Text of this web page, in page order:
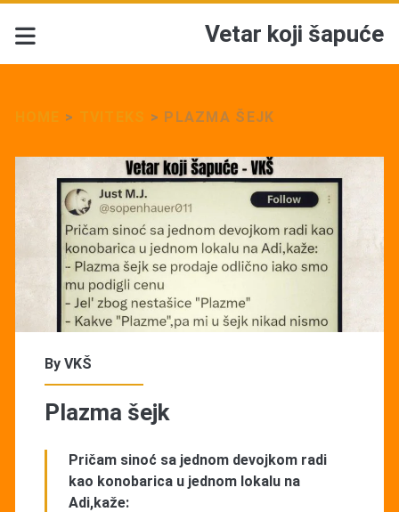
Vetar koji šapuće
> > PLAZMA ŠEJK
By VKŠ
Plazma šejk
Pričam sinoć sa jednom devojkom radi
kao konobarica u jednom lokalu na
Adi,kaže: